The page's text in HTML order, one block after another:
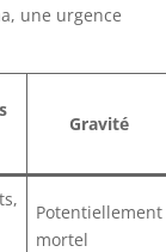
une urgence
Gravité
Potentiellement
mortel